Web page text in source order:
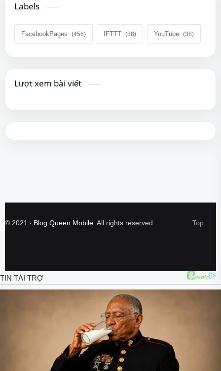
Labels
FacebookPages IFTTT YouTube
Lượt xem bài viết
© 2021 ‧ Blog Queen Mobile. All rights reserved.